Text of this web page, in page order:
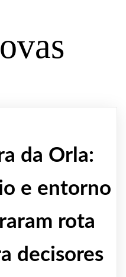
da Orla:
e entorno
rota
decisores